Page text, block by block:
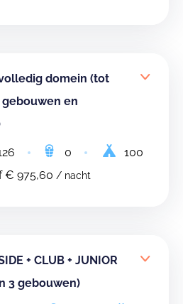
domein (tot
gebouwen en
0
100
€ 975,60 / nacht
+ CLUB + JUNIOR
3 gebouwen)